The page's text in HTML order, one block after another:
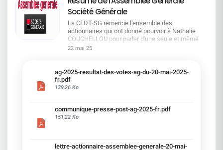
Société Générale
La CFDT-SG remercie l'ensemble des
actionnaires qui ont donné pourvoir à Nathalie
COUCHELLOU pour parler d'une seule et même
voix.L'assemblée Générale s'est ouverte avec 4
souligné la forte amélioration en 2024 de tous les
facteurs financiers et le premier trimestre 2025
encourageant.Le Directeur Général, Slawomir
solide. Etre une banque simple et intégrée. Etre
une banque efficace. Etre une banque rentable. Le
22 mai 25
ag-2025-resultat-des-votes-ag-du-20-mai-2025-
fr.pdf
139,26 Ko
communique-presse-post-ag-2025-fr.pdf
151,22 Ko
lettre-actionnaire-assemblee-generale-20-mai-